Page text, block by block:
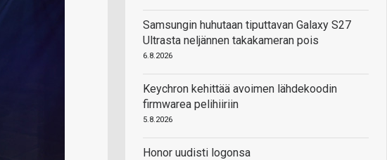
Samsungin huhutaan tiputtavan Galaxy S27
Ultrasta neljännen takakameran pois
6.8.2026
Keychron kehittää avoimen lähdekoodin
firmwarea pelihiiriin
5.8.2026
Honor uudisti logonsa